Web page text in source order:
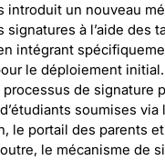
introduit un nouveau
signatures à l’aide des
intégrant
le déploiement
de signature
soumises via
le portail des parents
le mécanisme de